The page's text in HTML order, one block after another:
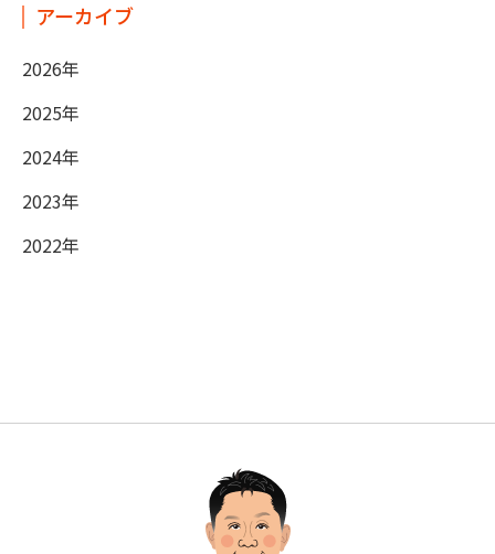
アーカイブ
2026年
2025年
2024年
2023年
2022年